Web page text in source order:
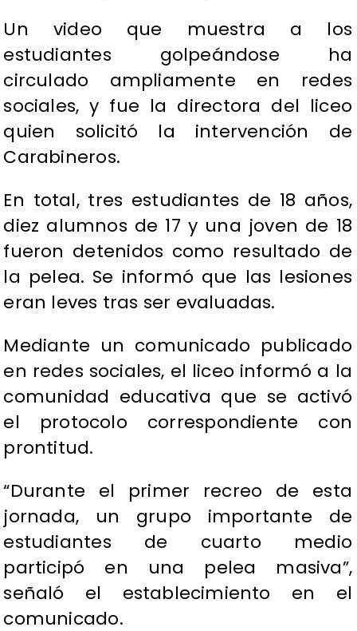
Un video que muestra a los
estudiantes golpeándose ha
circulado ampliamente en redes
sociales, y fue la directora del liceo
quien solicitó la intervención de
Carabineros.
En total, tres estudiantes de 18 años,
diez alumnos de 17 y una joven de 18
fueron detenidos como resultado de
la pelea. Se informó que las lesiones
eran leves tras ser evaluadas.
Mediante un comunicado publicado
en redes sociales, el liceo informó a la
comunidad educativa que se activó
el protocolo correspondiente con
prontitud.
“Durante el primer recreo de esta
jornada, un grupo importante de
estudiantes de cuarto medio
participó en una pelea masiva”,
señaló el establecimiento en el
comunicado.